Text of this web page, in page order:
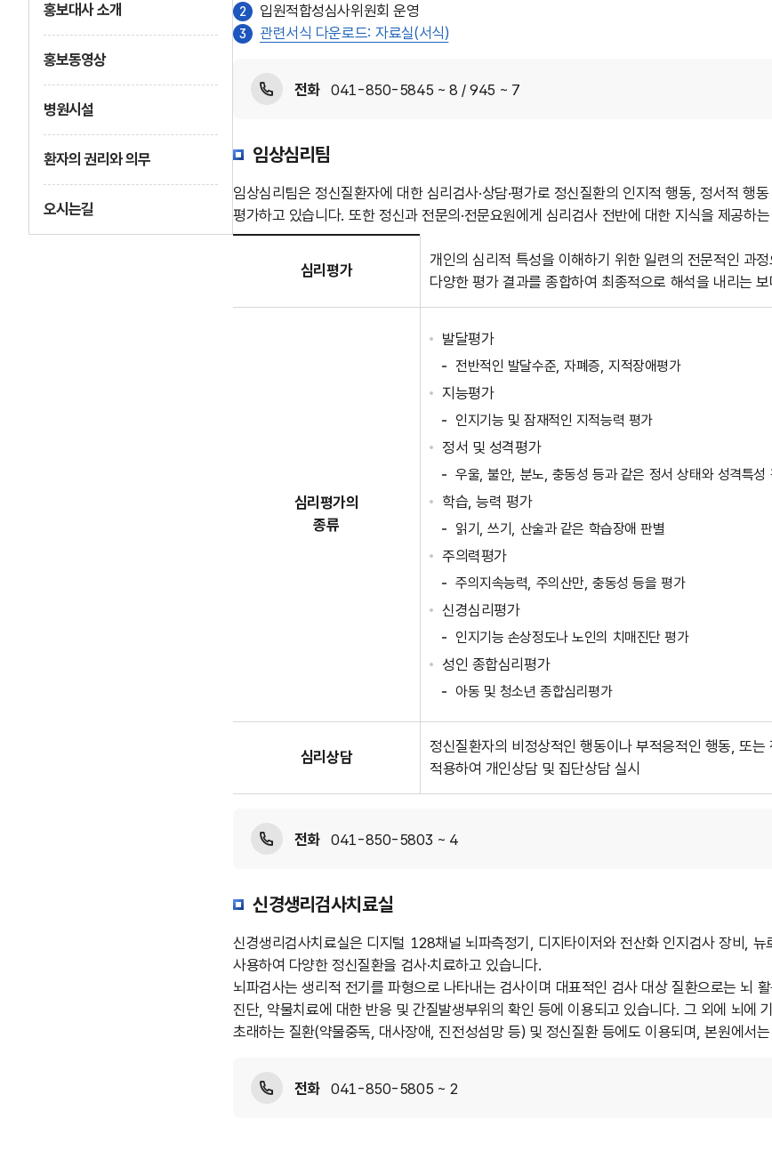
홍보대사 소개
홍보동영상
병원시설
환자의 권리와 의무
오시는길
2 입원적합성심사위원회 운영
3 관련서식 다운로드: 자료실(서식)
전화 041-850-5845 ~ 8 / 945 ~ 7
임상심리팀
임상심리팀은 정신질환자에 대한 심리검사·상담·평가로 정신질환의 인지적 행동, 정서적
평가하고 있습니다. 또한 정신과 전문의·전문요원에게 심리검사 전반에 대한 지식을 제공하
-
심리평가
개인의 심리적 특성을 이해하기 위한 일련의 전문적인 과
다양한 평가 결과를 종합하여 최종적으로 해석을 내리는
심리평가의
종류
발달평가
전반적인 발달수준, 자폐증, 지적장애평가
지능평가
인지기능 및 잠재적인 지적능력 평가
정서 및 성격평가
우울, 불안, 분노, 충동성 등과 같은 정서 상태와 성격특성
학습, 능력 평가
읽기, 쓰기, 산술과 같은 학습장애 판별
주의력평가
주의지속능력, 주의산만, 충동성 등을 평가
신경심리평가
인지기능 손상정도나 노인의 치매진단 평가
성인 종합심리평가
아동 및 청소년 종합심리평가
심리상담
정신질환자의 비정상적인 행동이나 부적응적인 행동, 또
적용하여 개인상담 및 집단상담 실시
전화 041-850-5803 ~ 4
신경생리검사치료실
신경생리검사치료실은 디지털 128채널 뇌파측정기, 디지타이저와 전산화 인지검사 장비,
사용하여 다양한 정신질환을 검사·치료하고 있습니다.
뇌파검사는 생리적 전기를 파형으로 나타내는 검사이며 대표적인 검사 대상 질환으로는 뇌
진단, 약물치료에 대한 반응 및 간질발생부위의 확인 등에 이용되고 있습니다. 그 외에 뇌에
초래하는 질환(약물중독, 대사장애, 진전성섬망 등) 및 정신질환 등에도 이용되며, 본원에서
전화 041-850-5805 ~ 2